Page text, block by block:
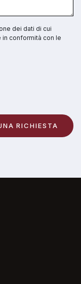
dei dati di cui
conformità con le